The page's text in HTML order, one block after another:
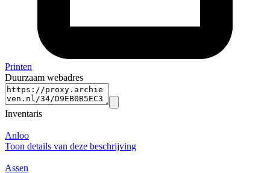
Printen
Duurzaam webadres
Inventaris
Anloo
Toon details van deze beschrijving
Assen